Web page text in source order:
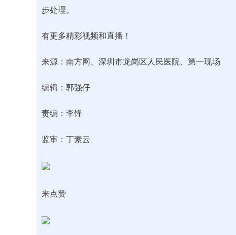
步处理。
有更多精彩视频和直播！
来源：南方网、深圳市龙岗区人民医院、第一现场
编辑：郭强仔‍‍‍‍
责编：李锋‍
监审：丁素云
来点赞